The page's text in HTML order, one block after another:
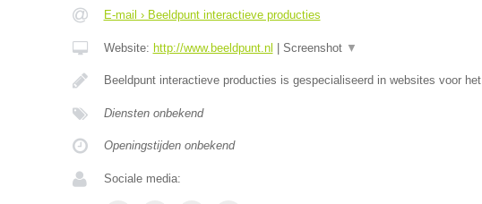
E-mail › Beeldpunt interactieve producties
Website: http://www.beeldpunt.nl Screenshot ▼
Beeldpunt interactieve producties is gespecialiseerd in websites voor het
Diensten onbekend
Openingstijden onbekend
Sociale media: